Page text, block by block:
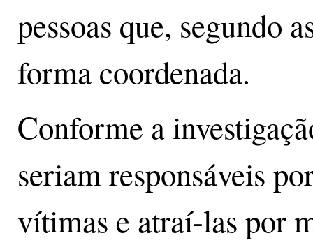
pessoas que, segundo
forma coordenada.
Conforme a
seriam responsáveis
vítimas e atraí-las por